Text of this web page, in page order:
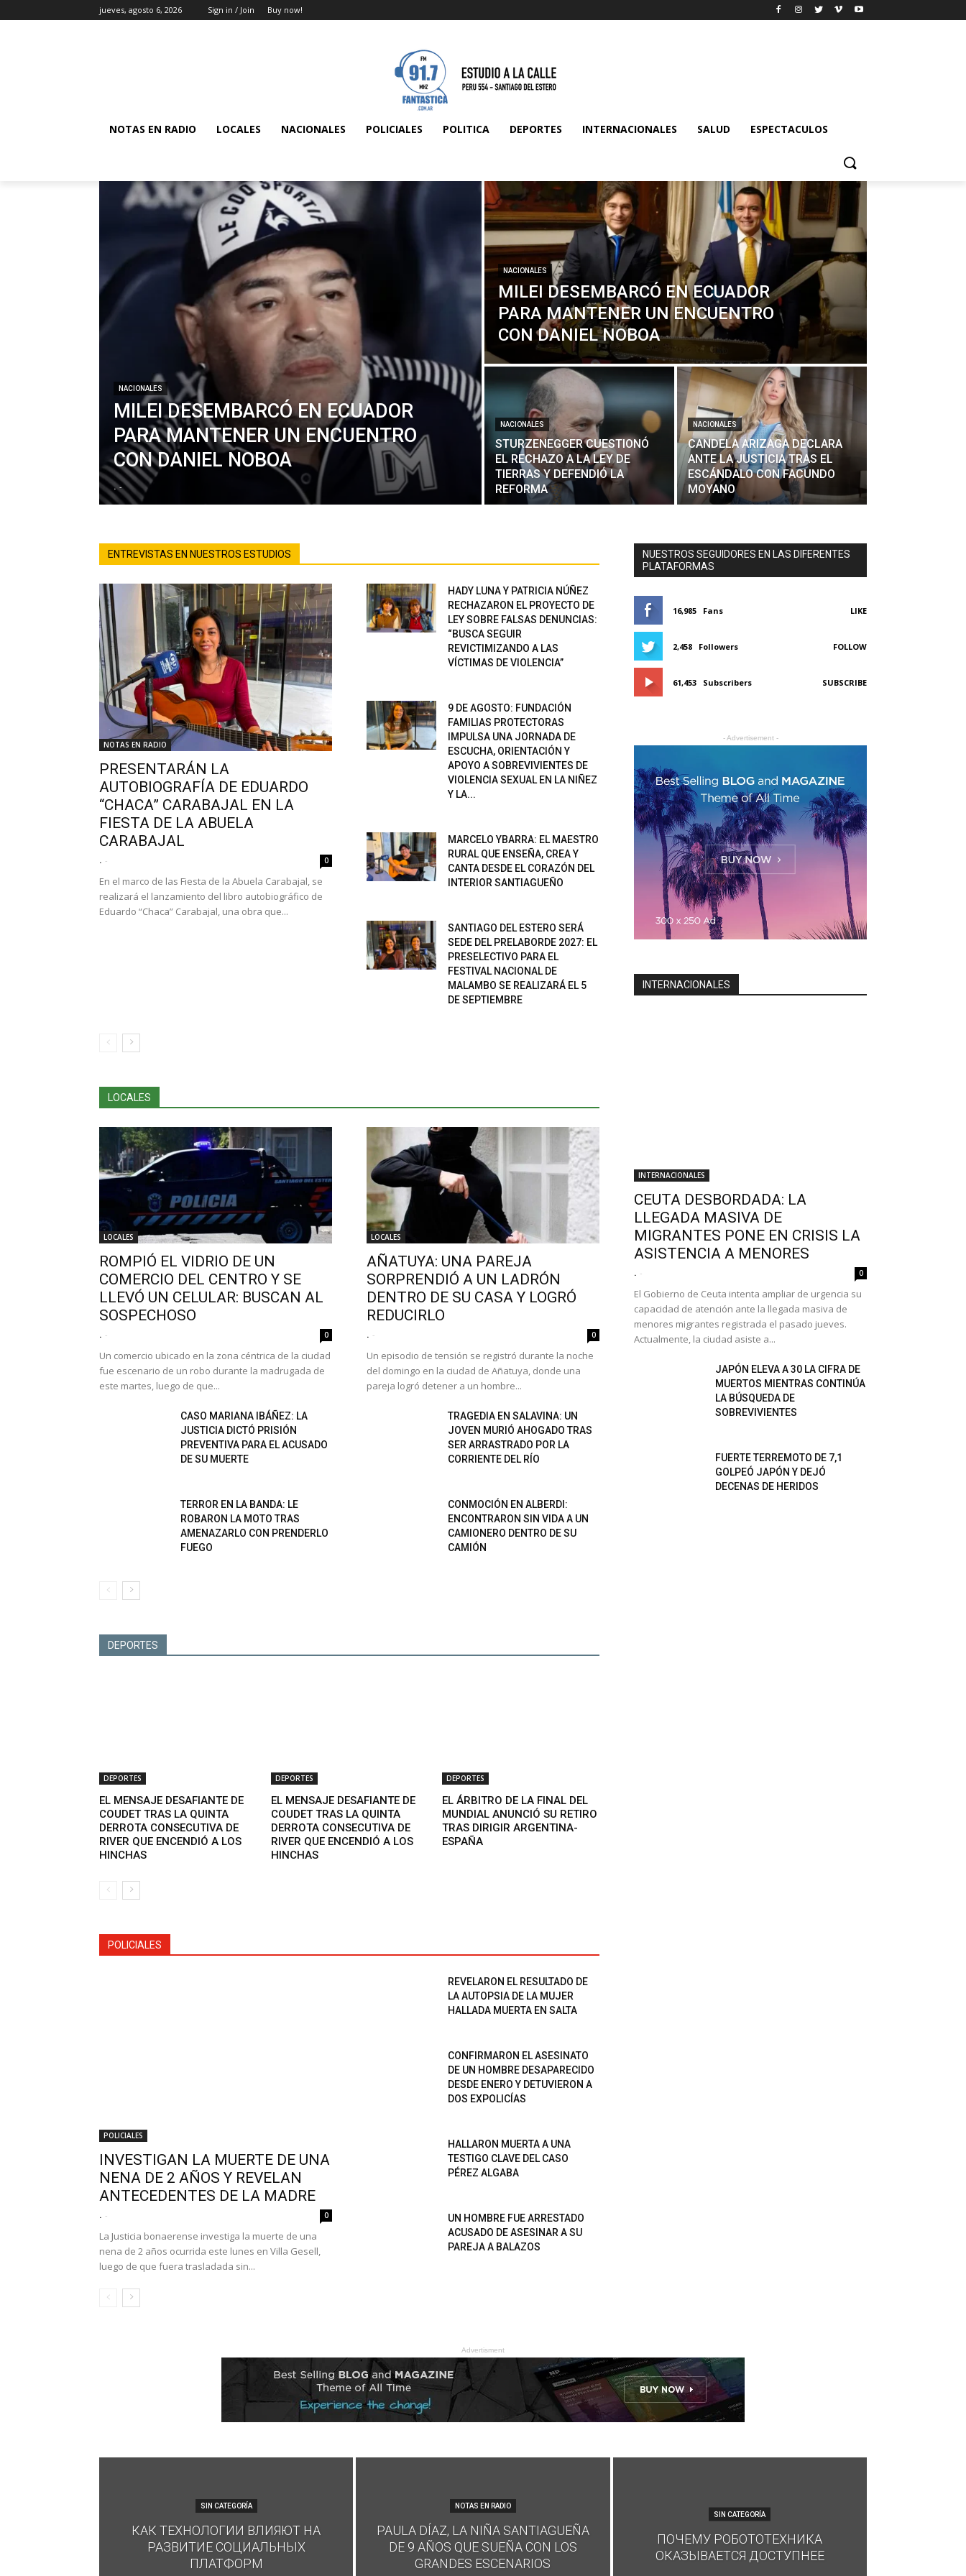
jueves, agosto 6, 2026 Sign in / Join Buy now!
NOTAS EN RADIO LOCALES NACIONALES POLICIALES POLITICA DEPORTES INTERNACIONALES SALUD ESPECTACULOS
NACIONALES
MILEI DESEMBARCÓ EN ECUADOR
PARA MANTENER UN ENCUENTRO
CON DANIEL NOBOA
. -
NACIONALES
MILEI DESEMBARCÓ EN ECUADOR
PARA MANTENER UN ENCUENTRO
CON DANIEL NOBOA
NACIONALES
STURZENEGGER CUESTIONÓ
EL RECHAZO A LA LEY DE
TIERRAS Y DEFENDIÓ LA
REFORMA
NACIONALES
CANDELA ARIZAGA DECLARA
ANTE LA JUSTICIA TRAS EL
ESCÁNDALO CON FACUNDO
MOYANO
ENTREVISTAS EN NUESTROS ESTUDIOS
NOTAS EN RADIO
PRESENTARÁN LA
AUTOBIOGRAFÍA DE EDUARDO
“CHACA” CARABAJAL EN LA
FIESTA DE LA ABUELA
CARABAJAL
. - 0
En el marco de las Fiesta de la Abuela Carabajal, se
realizará el lanzamiento del libro autobiográfico de
Eduardo “Chaca” Carabajal, una obra que...
HADY LUNA Y PATRICIA NÚÑEZ
RECHAZARON EL PROYECTO DE
LEY SOBRE FALSAS DENUNCIAS:
“BUSCA SEGUIR
REVICTIMIZANDO A LAS
VÍCTIMAS DE VIOLENCIA”
9 DE AGOSTO: FUNDACIÓN
FAMILIAS PROTECTORAS
IMPULSA UNA JORNADA DE
ESCUCHA, ORIENTACIÓN Y
APOYO A SOBREVIVIENTES DE
VIOLENCIA SEXUAL EN LA NIÑEZ
Y LA...
MARCELO YBARRA: EL MAESTRO
RURAL QUE ENSEÑA, CREA Y
CANTA DESDE EL CORAZÓN DEL
INTERIOR SANTIAGUEÑO
SANTIAGO DEL ESTERO SERÁ
SEDE DEL PRELABORDE 2027: EL
PRESELECTIVO PARA EL
FESTIVAL NACIONAL DE
MALAMBO SE REALIZARÁ EL 5
DE SEPTIEMBRE
LOCALES
LOCALES
ROMPIÓ EL VIDRIO DE UN
COMERCIO DEL CENTRO Y SE
LLEVÓ UN CELULAR: BUSCAN AL
SOSPECHOSO
. - 0
Un comercio ubicado en la zona céntrica de la ciudad
fue escenario de un robo durante la madrugada de
este martes, luego de que...
LOCALES
AÑATUYA: UNA PAREJA
SORPRENDIÓ A UN LADRÓN
DENTRO DE SU CASA Y LOGRÓ
REDUCIRLO
. - 0
Un episodio de tensión se registró durante la noche
del domingo en la ciudad de Añatuya, donde una
pareja logró detener a un hombre...
CASO MARIANA IBÁÑEZ: LA
JUSTICIA DICTÓ PRISIÓN
PREVENTIVA PARA EL ACUSADO
DE SU MUERTE
TRAGEDIA EN SALAVINA: UN
JOVEN MURIÓ AHOGADO TRAS
SER ARRASTRADO POR LA
CORRIENTE DEL RÍO
TERROR EN LA BANDA: LE
ROBARON LA MOTO TRAS
AMENAZARLO CON PRENDERLO
FUEGO
CONMOCIÓN EN ALBERDI:
ENCONTRARON SIN VIDA A UN
CAMIONERO DENTRO DE SU
CAMIÓN
DEPORTES
DEPORTES
EL MENSAJE DESAFIANTE DE
COUDET TRAS LA QUINTA
DERROTA CONSECUTIVA DE
RIVER QUE ENCENDIÓ A LOS
HINCHAS
DEPORTES
EL MENSAJE DESAFIANTE DE
COUDET TRAS LA QUINTA
DERROTA CONSECUTIVA DE
RIVER QUE ENCENDIÓ A LOS
HINCHAS
DEPORTES
EL ÁRBITRO DE LA FINAL DEL
MUNDIAL ANUNCIÓ SU RETIRO
TRAS DIRIGIR ARGENTINA-
ESPAÑA
POLICIALES
POLICIALES
INVESTIGAN LA MUERTE DE UNA
NENA DE 2 AÑOS Y REVELAN
ANTECEDENTES DE LA MADRE
. - 0
La Justicia bonaerense investiga la muerte de una
nena de 2 años ocurrida este lunes en Villa Gesell,
luego de que fuera trasladada sin...
REVELARON EL RESULTADO DE
LA AUTOPSIA DE LA MUJER
HALLADA MUERTA EN SALTA
CONFIRMARON EL ASESINATO
DE UN HOMBRE DESAPARECIDO
DESDE ENERO Y DETUVIERON A
DOS EXPOLICÍAS
HALLARON MUERTA A UNA
TESTIGO CLAVE DEL CASO
PÉREZ ALGABA
UN HOMBRE FUE ARRESTADO
ACUSADO DE ASESINAR A SU
PAREJA A BALAZOS
NUESTROS SEGUIDORES EN LAS DIFERENTES
PLATAFORMAS
16,985 Fans LIKE
2,458 Followers FOLLOW
61,453 Subscribers SUBSCRIBE
- Advertisement -
INTERNACIONALES
INTERNACIONALES
CEUTA DESBORDADA: LA
LLEGADA MASIVA DE
MIGRANTES PONE EN CRISIS LA
ASISTENCIA A MENORES
. - 0
El Gobierno de Ceuta intenta ampliar de urgencia su
capacidad de atención ante la llegada masiva de
menores migrantes registrada el pasado jueves.
Actualmente, la ciudad asiste a...
JAPÓN ELEVA A 30 LA CIFRA DE
MUERTOS MIENTRAS CONTINÚA
LA BÚSQUEDA DE
SOBREVIVIENTES
FUERTE TERREMOTO DE 7,1
GOLPEÓ JAPÓN Y DEJÓ
DECENAS DE HERIDOS
Advertisment
SIN CATEGORÍA
КАК ТЕХНОЛОГИИ ВЛИЯЮТ НА
РАЗВИТИЕ СОЦИАЛЬНЫХ
ПЛАТФОРМ
NOTAS EN RADIO
PAULA DÍAZ, LA NIÑA SANTIAGUEÑA
DE 9 AÑOS QUE SUEÑA CON LOS
GRANDES ESCENARIOS
SIN CATEGORÍA
ПОЧЕМУ РОБОТОТЕХНИКА
ОКАЗЫВАЕТСЯ ДОСТУПНЕЕ